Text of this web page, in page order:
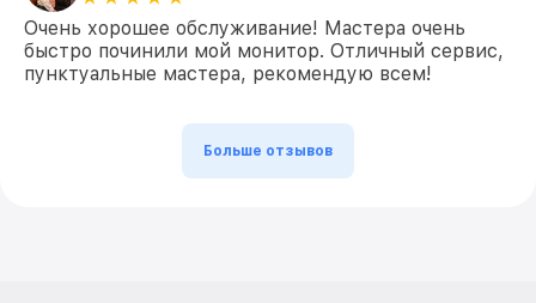
Очень хорошее обслуживание! Мастера очень
быстро починили мой монитор. Отличный сервис,
пунктуальные мастера, рекомендую всем!
Больше отзывов